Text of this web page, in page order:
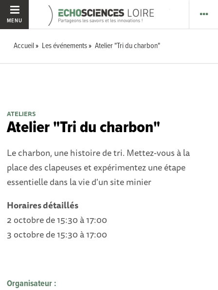
MENU
Accueil Les événements Atelier "Tri du charbon"
ATELIERS
Atelier "Tri du charbon"
Le charbon, une histoire de tri. Mettez-vous à la
placedes clapeuses et expérimentez une étape
essentielledans la vie d'un site minier
Horaires détaillés
2 octobre de 15:30 à 17:00
3 octobre de 15:30 à 17:00
Organisateur :